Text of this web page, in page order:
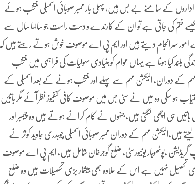
کے سامنے بے بس ہیں، پہلی بار ممبر صوبائی اسمبلی منتخب ہوئے
کیسے ختم کی جاتی ہے تو ان کے کارندے و دست راست جو سالہا سال سے
سرانجام دیتے ہیں اور ایم پی اے موصوف خوش ہوتے رہتے ہیں کہ
بلند کیا ہونا ہے یہاں عوام کو بنیادی سہولیات کی فراہمی میں منتخب
کے دوران، الیکشن مہم سے پہلے اور منتخب ہونے کے بعد اسمبلی کے
دستیاب ہو سکی وہ میں نے سنی جس میں موصوف کافی کنفیوز نظر آئے مگر باتیں
ہی اچھی لگتی ہیں، جنہوں نے کام کرانے ہوتے ہیں وہ چیمبر اور
لیتے ہیں،الیکشن مہم کے دوران ممبر صوبائی اسمبلی چوہدری جاوید کوثر نے
،پوٹھوہار یونیورسٹی، ضلع گوجرخان شامل ہیں، ایم پی اے موصوف
تحصیل نہیں ہے اس کے علاوہ بھی بیشمار بڑی تحصیلات ہیں وہ ضلع